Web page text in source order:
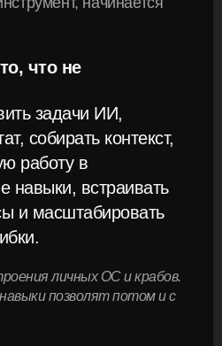
что не
задачи ИИ,
собирать контекст,
работу в
навыки, встраивать
и масштабировать
личных ОС и крабов.
позволят потом и с